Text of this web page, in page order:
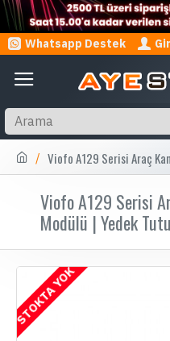
Whatsapp Destek
Viofo A129 Serisi Araç
Viofo A129 Serisi
Modülü | Yedek
STOKTA YOK